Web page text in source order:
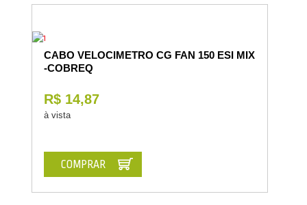
CABO VELOCIMETRO CG FAN 150 ESI MIX
-COBREQ
R$ 14,87
à vista
COMPRAR